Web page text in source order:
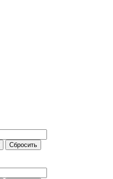
Сбросить